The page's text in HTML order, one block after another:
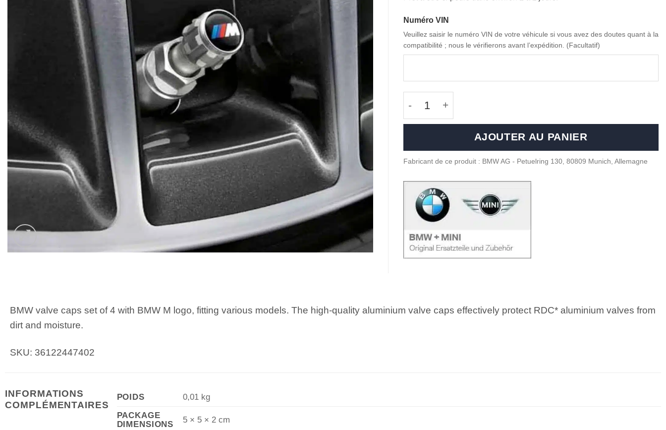
Numéro VIN
Veuillez saisir le numéro VIN de votre véhicule si vous avez des doutes quant à la
compatibilité ; nous le vérifierons avant l’expédition. (Facultatif)
AJOUTER AU PANIER
Fabricant de ce produit : BMW AG - Petuelring 130, 80809 Munich, Allemagne
BMW valve caps set of 4 with BMW M logo, fitting various models. The high-quality aluminium valve caps effectively protect RDC* aluminium valves from
dirt and moisture.
SKU: 36122447402
INFORMATIONS
COMPLÉMENTAIRES
POIDS
0,01 kg
PACKAGE
DIMENSIONS
5 × 5 × 2 cm